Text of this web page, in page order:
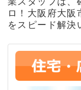
ロ！大阪府大阪
をスピード解決